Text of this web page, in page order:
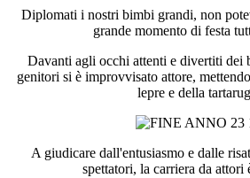
Diplomati i nostri bimbi grandi, non
grande momento di festa
Davanti agli occhi attenti e divertiti dei
genitori si è improvvisato attore,
lepre e della
A giudicare dall'entusiasmo e dalle
spettatori, la carriera da attori